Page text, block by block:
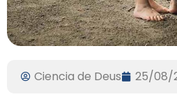
Ciencia de Deus 25/08/